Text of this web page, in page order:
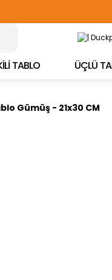
TABLO ÜÇLÜ
Gümüş - 21x30 CM